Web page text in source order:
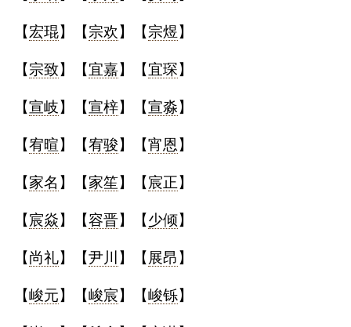
【宏琨】【宗欢 】【宗煜】
【宗致】【宜嘉】【宜琛】
【宣岐】【宣梓】【宣淼】
【宥暄】【宥骏】【宵恩 】
【家名 】【家笙】【宸正】
【宸焱】【容晋】【少倾】
【尚礼】【尹川 】【 展昂 】
【峻元】【峻宸】【峻铄】